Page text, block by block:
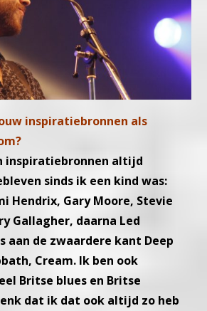
inspiratiebronnen als
inspiratiebronnen altijd
sinds ik een kind was:
Hendrix, Gary Moore, Stevie
Gallagher, daarna Led
aan de zwaardere kant Deep
Cream. Ik ben ook
Britse blues en Britse
dat ik dat ook altijd zo heb